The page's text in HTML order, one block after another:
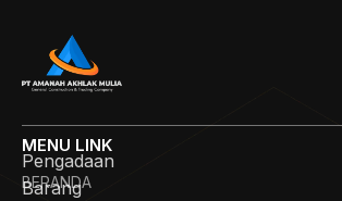
Pengadaan
Barang
MENU LINK
BERANDA